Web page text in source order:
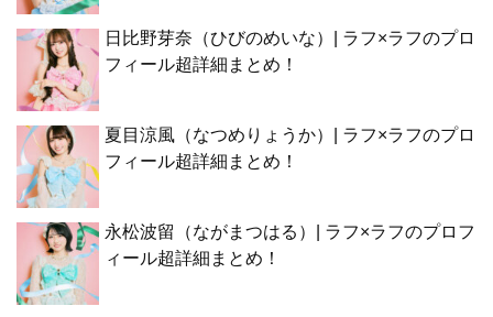
日比野芽奈（ひびのめいな）| ラフ×ラフのプロ
フィール超詳細まとめ！
夏目涼風（なつめりょうか）| ラフ×ラフのプロ
フィール超詳細まとめ！
永松波留（ながまつはる）| ラフ×ラフのプロフ
ィール超詳細まとめ！